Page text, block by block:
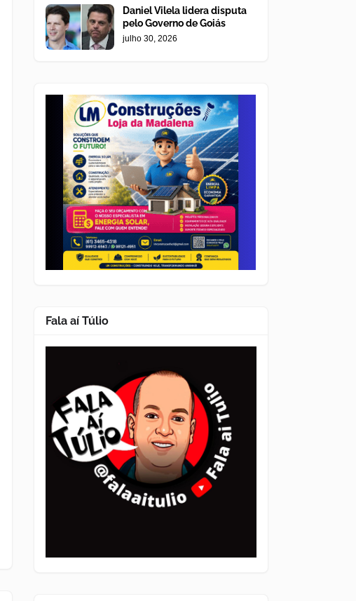
Daniel Vilela lidera disputa
pelo Governo de Goiás
julho 30, 2026
Fala aí Túlio